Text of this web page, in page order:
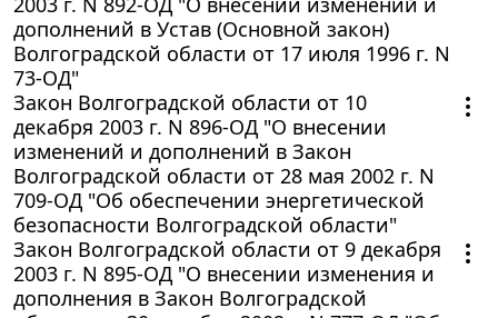
дополнений в Устав (Основной закон)
Волгоградской области от 17 июля 1996 г. N
73-ОД"
Закон Волгоградской области от 10
декабря 2003 г. N 896-ОД "О внесении
изменений и дополнений в Закон
Волгоградской области от 28 мая 2002 г. N
709-ОД "Об обеспечении энергетической
безопасности Волгоградской области"
Закон Волгоградской области от 9 декабря
2003 г. N 895-ОД "О внесении изменения и
дополнения в Закон Волгоградской